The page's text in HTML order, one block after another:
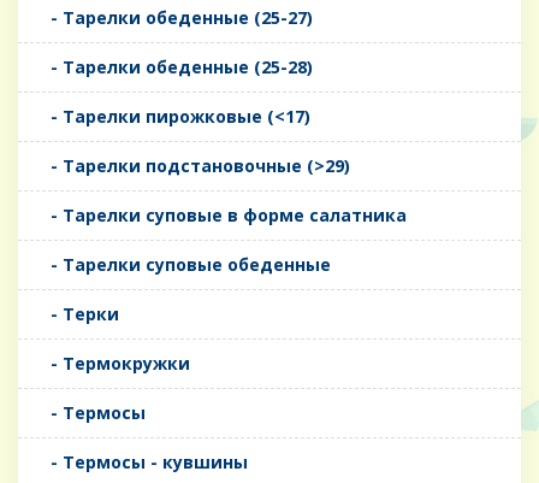
- Тарелки обеденные (25-27)
- Тарелки обеденные (25-28)
- Тарелки пирожковые (<17)
- Тарелки подстановочные (>29)
- Тарелки суповые в форме салатника
- Тарелки суповые обеденные
- Терки
- Термокружки
- Термосы
- Термосы - кувшины